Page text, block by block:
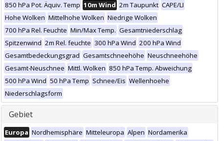
850 hPa Pot. Äquiv. Temp 10m Wind 2m Taupunkt CAPE/LI
Hohe Wolken Mittelhohe Wolken Niedrige Wolken
700 hPa Rel. Feuchte Min/Max Temp. Gesamtniederschlag
Spitzenwind 2m Rel. feuchte 300 hPa Wind 200 hPa Wind
Gesamtbedeckungsgrad Gesamtschneehöhe Neuschneehöhe
Gesamt-Neuschnee Mittl. Wolken 850 hPa Temp. Abweichung
500 hPa Wind 50 hPa Temp Schnee/Eis Wellenhoehe
Niederschlagsform
Gebiet
Europa Nordhemisphäre Mitteleuropa Alpen Nordamerika